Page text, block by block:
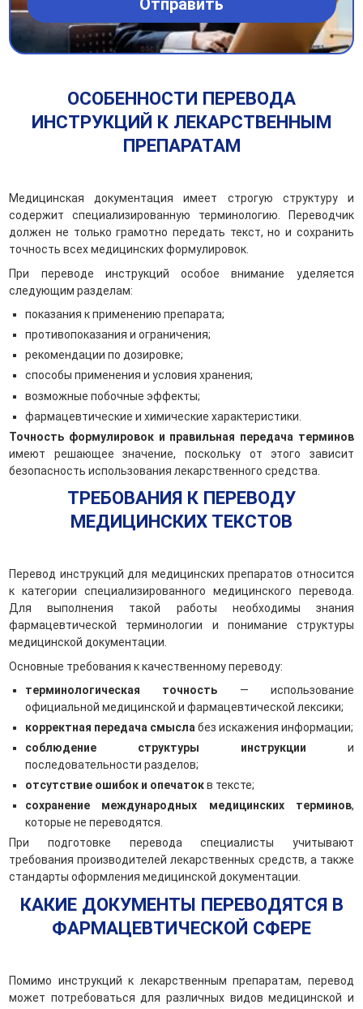
ОСОБЕННОСТИ ПЕРЕВОДА
ИНСТРУКЦИЙ К ЛЕКАРСТВЕННЫМ
ПРЕПАРАТАМ
Медицинская документация имеет строгую структуру и
содержит специализированную терминологию. Переводчик
должен не только грамотно передать текст, но и сохранить
точность всех медицинских формулировок.
При переводе инструкций особое внимание уделяется
следующим разделам:
показания к применению препарата;
противопоказания и ограничения;
рекомендации по дозировке;
способы применения и условия хранения;
возможные побочные эффекты;
фармацевтические и химические характеристики.
Точность формулировок и правильная передача терминов
имеют решающее значение, поскольку от этого зависит
безопасность использования лекарственного средства.
ТРЕБОВАНИЯ К ПЕРЕВОДУ
МЕДИЦИНСКИХ ТЕКСТОВ
Перевод инструкций для медицинских препаратов относится
к категории специализированного медицинского перевода.
Для выполнения такой работы необходимы знания
фармацевтической терминологии и понимание структуры
медицинской документации.
Основные требования к качественному переводу:
терминологическая точность — использование
официальной медицинской и фармацевтической лексики;
корректная передача смысла без искажения информации;
соблюдение структуры инструкции и
последовательности разделов;
отсутствие ошибок и опечатокв тексте;
сохранение международных медицинских терминов,
которые не переводятся.
При подготовке перевода специалисты учитывают
требования производителей лекарственных средств, а также
стандарты оформления медицинской документации.
КАКИЕ ДОКУМЕНТЫ ПЕРЕВОДЯТСЯ В
ФАРМАЦЕВТИЧЕСКОЙ СФЕРЕ
Помимо инструкций к лекарственным препаратам, перевод
может потребоваться для различных видов медицинской и